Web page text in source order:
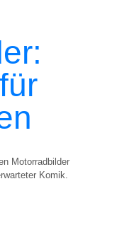
Motorradbilder
Komik.